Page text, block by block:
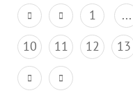
1 ...
10
11 12 13